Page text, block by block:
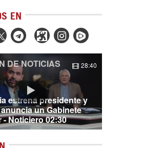
EN
 
estrena presidente y
un Gabinete
Noticiero 02:30
DE NOTICIAS 28:40